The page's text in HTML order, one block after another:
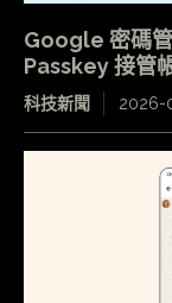
Google 密碼
Passkey 接管
科技新聞 2026-